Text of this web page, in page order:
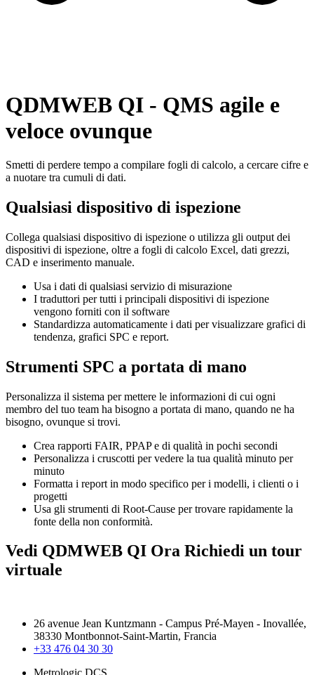
QDMWEB QI - QMS agile e
veloce ovunque
Smetti di perdere tempo a compilare fogli di calcolo, a cercare cifre e
a nuotare tra cumuli di dati.
Qualsiasi dispositivo di ispezione
Collega qualsiasi dispositivo di ispezione o utilizza gli output dei
dispositivi di ispezione, oltre a fogli di calcolo Excel, dati grezzi,
CAD e inserimento manuale.
Usa i dati di qualsiasi servizio di misurazione
I traduttori per tutti i principali dispositivi di ispezione
vengono forniti con il software
Standardizza automaticamente i dati per visualizzare grafici di
tendenza, grafici SPC e report.
Strumenti SPC a portata di mano
Personalizza il sistema per mettere le informazioni di cui ogni
membro del tuo team ha bisogno a portata di mano, quando ne ha
bisogno, ovunque si trovi.
Crea rapporti FAIR, PPAP e di qualità in pochi secondi
Personalizza i cruscotti per vedere la tua qualità minuto per
minuto
Formatta i report in modo specifico per i modelli, i clienti o i
progetti
Usa gli strumenti di Root-Cause per trovare rapidamente la
fonte della non conformità.
Vedi QDMWEB QI Ora Richiedi un tour
virtuale
26 avenue Jean Kuntzmann - Campus Pré-Mayen - Inovallée,
38330 Montbonnot-Saint-Martin, Francia
+33 476 04 30 30